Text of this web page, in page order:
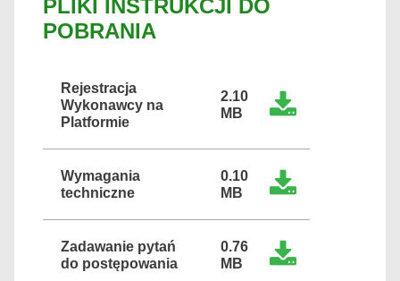
PLIKI INSTRUKCJI DO
POBRANIA
Rejestracja
Wykonawcy na
Platformie
2.10
MB
Wymagania
techniczne
0.10
MB
Zadawanie pytań
do postępowania
0.76
MB